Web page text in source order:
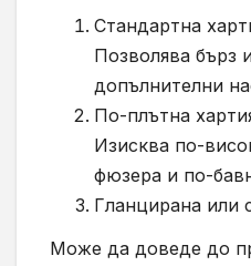
Стандартна
Позволява бърз
допълнителни
По-плътна
Изисква по-
фюзера и по-
Гланцирана или
Може да доведе до